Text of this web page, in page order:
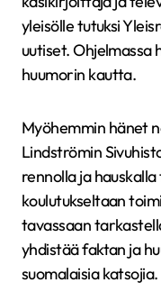
yleisölle tutuksi
uutiset. Ohjelmassa
huumorin kautta.
Myöhemmin hänet
Lindströmin
rennolla ja
koulutukseltaan
tavassaan
yhdistää faktan ja
suomalaisia katsojia.